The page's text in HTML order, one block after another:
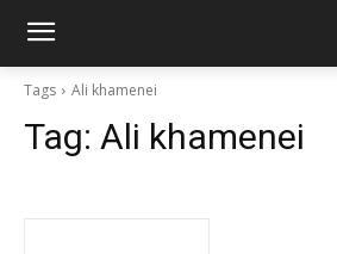
Tags Ali khamenei
Tag: Ali khamenei